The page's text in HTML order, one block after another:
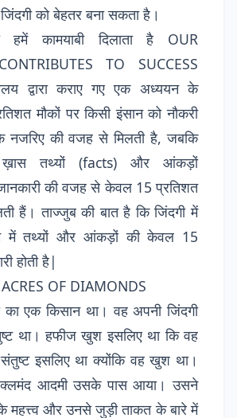
को बेहतर बना सकता है।
हमें कामयाबी दिलाता है OUR
TO SUCCESS
द्वारा कराए गए एक अध्ययन के
मौकों पर किसी इंसान को नौकरी
नजरिए की वजह से मिलती है, जबकि
ख़ास तथ्यों (facts) और आंकड़ों
की वजह से केवल 15 प्रतिशत
हैं। ताज्जुब की बात है कि जिंदगी में
में तथ्यों और आंकड़ों की केवल 15
होती है|
ACRES OF DIAMONDS
एक किसान था। वह अपनी जिंदगी
था। हफीज खुश इसलिए था कि वह
इसलिए था क्योंकि वह खुश था।
आदमी उसके पास आया। उसने
महत्त्व और उनसे जुड़ी ताकत के बारे में